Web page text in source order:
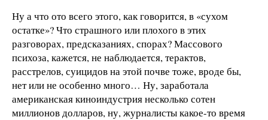
Ну а что ото всего этого, как говорится, в «сухом
остатке»? Что страшного или плохого в этих
разговорах, предсказаниях, спорах? Массового
психоза, кажется, не наблюдается, терактов,
расстрелов, суицидов на этой почве тоже, вроде бы,
нет или не особенно много… Ну, заработала
американская киноиндустрия несколько сотен
миллионов долларов, ну, журналисты какое-то время